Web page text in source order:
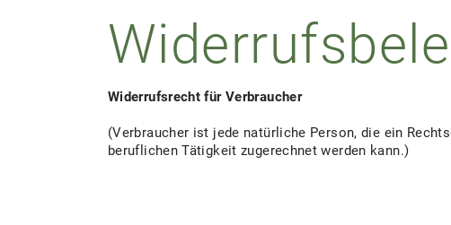
Widerrufsrecht für Verbraucher
(Verbraucher ist jede natürliche Person, die ein
beruflichen Tätigkeit zugerechnet werden kann.)